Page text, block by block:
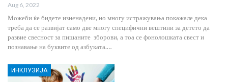
Aug 6, 2022
Можеби ќе бидете изненадени, но многу истражувања покажале дека
треба да се развијат само две многу специфични вештини за детето да
развие свесност за пишаните зборови, а тоа се фонолошката свест и
познавање на буквите од азбуката.…
ИНКЛУЗИЈА